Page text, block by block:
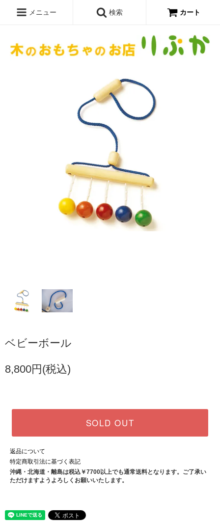
メニュー 検索 カート
ベビーボール
8,800円(税込)
SOLD OUT
返品について
特定商取引法に基づく表記
沖縄・北海道・離島は税込￥7700以上でも通常送料となります。ご了承い
ただけますようよろしくお願いいたします。